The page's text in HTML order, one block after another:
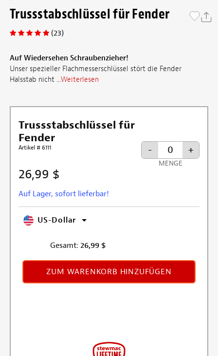
Trussstabschlüssel für Fender
(23)
Auf Wiedersehen Schraubenzieher!
Unser spezieller Flachmesserschlüssel stört die Fender
Halsstab nicht ...Weiterlesen
Trussstabschlüssel für
Fender
Artikel # 6111
26,99 $
Auf Lager, sofort lieferbar!
- +
MENGE
US-Dollar
Gesamt: 26,99 $
ZUM WARENKORB HINZUFÜGEN